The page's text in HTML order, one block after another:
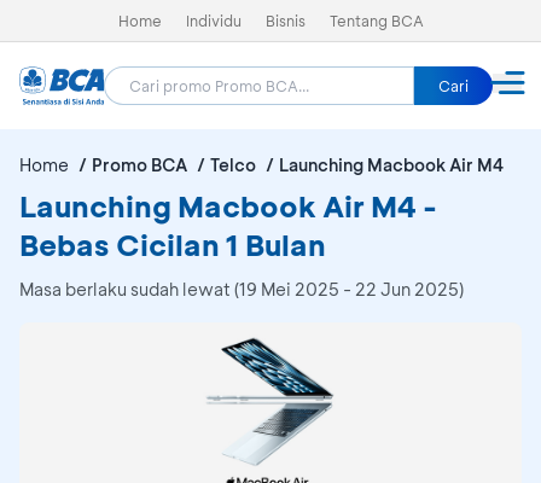
Home Individu Bisnis Tentang BCA
Cari
Home Promo BCA Telco Launching Macbook Air M4
Launching Macbook Air M4 -
Bebas Cicilan 1 Bulan
Masa berlaku sudah lewat (19 Mei 2025 - 22 Jun 2025)